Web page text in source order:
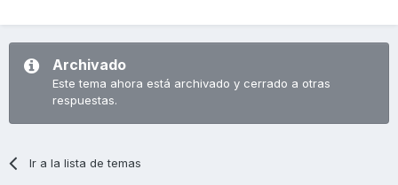
Archivado
Este tema ahora está archivado y cerrado a otras
respuestas.
Ir a la lista de temas